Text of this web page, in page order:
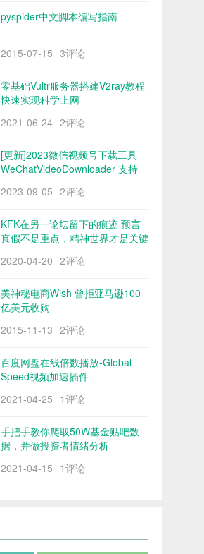
pyspider中文脚本编写指南
2015-07-15 3评论
零基础Vultr服务器搭建V2ray教程
快速实现科学上网
2021-06-24 2评论
[更新]2023微信视频号下载工具
WeChatVideoDownloader 支持
2023-09-05 2评论
KFK在另一论坛留下的痕迹 预言
真假不是重点，精神世界才是关键
2020-04-20 2评论
美神秘电商Wish 曾拒亚马逊100
亿美元收购
2015-11-13 2评论
百度网盘在线倍数播放-Global
Speed视频加速插件
2021-04-25 1评论
手把手教你爬取50W基金贴吧数
据，并做投资者情绪分析
2021-04-15 1评论